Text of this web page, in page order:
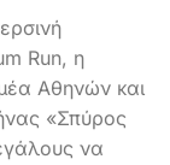
Run, η
Αθηνών και
«Σπύρος
να